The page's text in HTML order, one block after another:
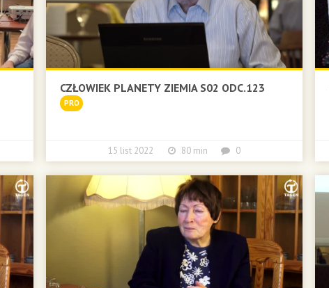
CZŁOWIEK PLANETY ZIEMIA S02 ODC.123
PRO
15 list 2022 80 min 0